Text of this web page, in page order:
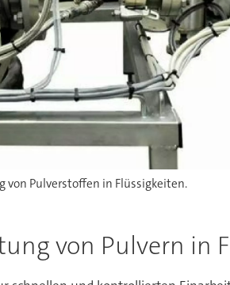
Pulverstoffen in Flüssigkeiten.
von Pulvern in